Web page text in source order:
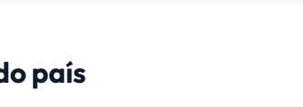
país